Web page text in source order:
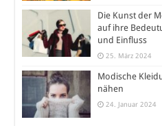
Die Kunst der
auf ihre
und Einfluss
25. März 2024
Modische
nähen
24. Januar 2024